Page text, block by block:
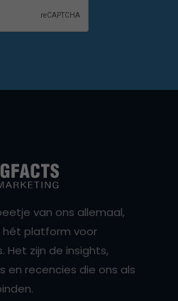
van ons allemaal,
hét platform voor
Het zijn de insights,
en recencies die ons als